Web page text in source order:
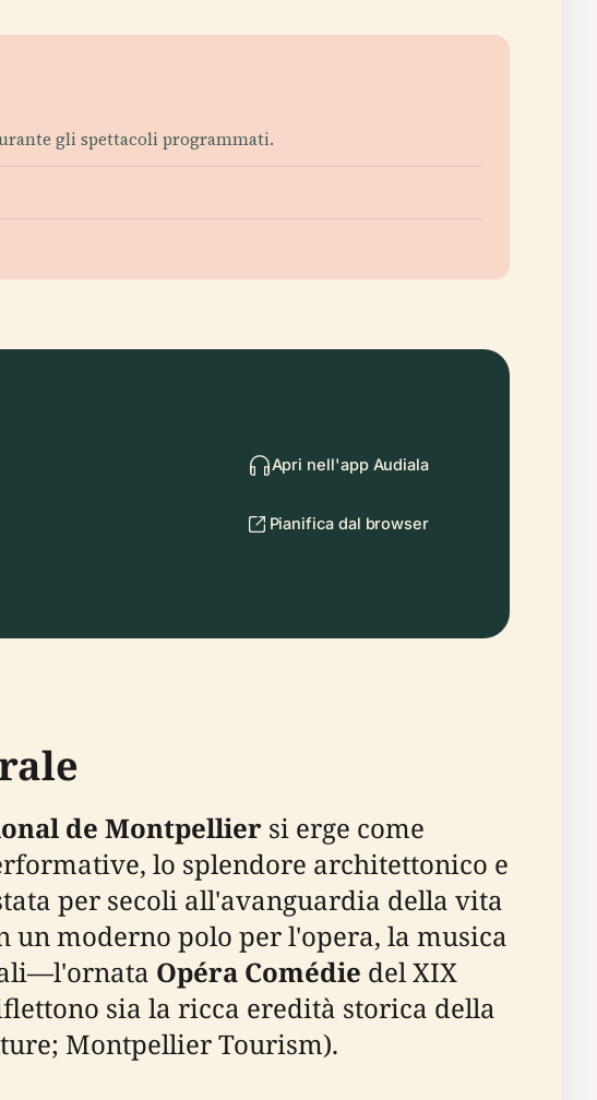
gli spettacoli programmati.
Apri nell'app Audiala
Pianifica dal browser
de Montpellier si erge come
lo splendore architettonico e
per secoli all'avanguardia della vita
un moderno polo per l'opera, la musica
Opéra Comédie del XIX
sia la ricca eredità storica della
Montpellier Tourism).